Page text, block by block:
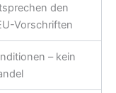
den
Vorschriften
– kein